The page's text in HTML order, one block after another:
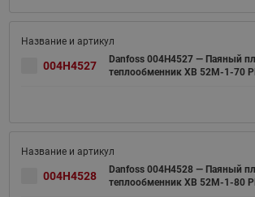
004H4527
Danfoss 004H4527 — Паяный
теплообменник XB 52M-1-70
004H4528
Danfoss 004H4528 — Паяный
теплообменник XB 52M-1-80